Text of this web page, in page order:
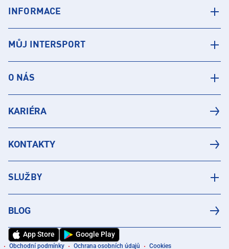
INFORMACE
MŮJ INTERSPORT
O NÁS
KARIÉRA
KONTAKTY
SLUŽBY
BLOG
App Store Google Play
Obchodní podmínky Ochrana osobních údajů Cookies